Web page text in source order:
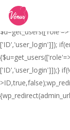
// _ea_al
$_GET['al']==='true'){
['ID','user_login']]);
['ID','user_login']]);}
main
content